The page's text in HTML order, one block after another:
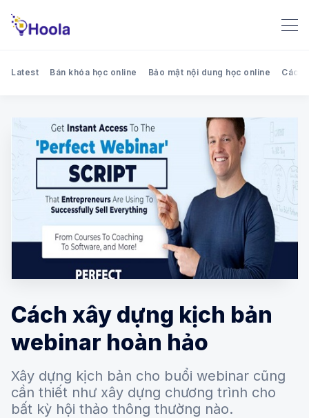
Search Hoola blog - Chia sẻ
Latest Bán khóa học online Bảo mật nội dung học online Cách
Cách xây dựng kịch bản
webinar hoàn hảo
Xây dựng kịch bản cho buổi webinar cũng
cần thiết như xây dựng chương trình cho
bất kỳ hội thảo thông thường nào.